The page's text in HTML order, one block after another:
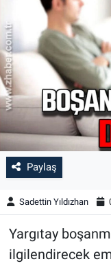
Paylaş
Sadettin Yıldızhan
Yargıtay
ilgilendirecek